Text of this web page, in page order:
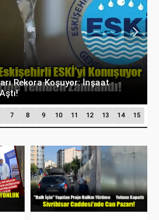
Kentsel Dönüşümün
7 8 9 10 11 12 13 14 15